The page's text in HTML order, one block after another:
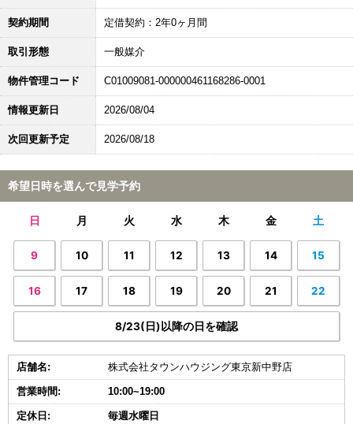
契約期間 定借契約：2年0ヶ月間
取引形態 一般媒介
物件管理コード C01009081-000000461168286-0001
情報更新日 2026/08/04
次回更新予定 2026/08/18
希望日時を選んで見学予約
日 月 火 水 木 金 土
9 10 11 12 13 14 15
16 17 18 19 20 21 22
8/23(日)以降の日を確認
店舗名: 株式会社タウンハウジング東京新中野店
営業時間: 10:00~19:00
定休日: 毎週水曜日